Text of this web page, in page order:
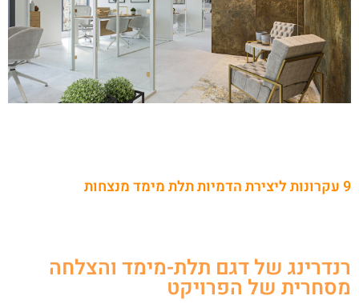
9 עקרונות ליצירת הדמיות תלת מימד מנצחות
רנדרינג של דגם תלת-מימד והצלחה
מסחרית של הפרויקט